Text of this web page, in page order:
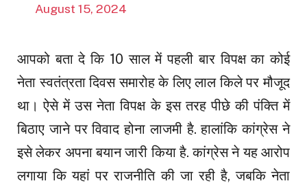
August 15, 2024
आपको बता दे कि 10 साल में पहली बार विपक्ष का कोई
नेता स्वतंत्रता दिवस समारोह के लिए लाल किले पर मौजूद
था। ऐसे में उस नेता विपक्ष के इस तरह पीछे की पंक्ति में
बिठाए जाने पर विवाद होना लाजमी है. हालांकि कांग्रेस ने
इसे लेकर अपना बयान जारी किया है. कांग्रेस ने यह आरोप
लगाया कि यहां पर राजनीति की जा रही है, जबकि नेता